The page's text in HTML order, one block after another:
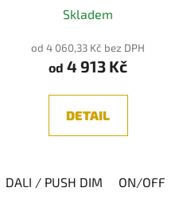
Skladem
od 4 060,33 Kč bez DPH
od 4 913 Kč
DETAIL
DALI / PUSH DIM ON/OFF